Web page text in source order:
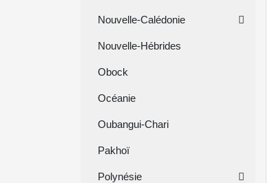
Nouvelle-Calédonie
Nouvelle-Hébrides
Obock
Océanie
Oubangui-Chari
Pakhoï
Polynésie